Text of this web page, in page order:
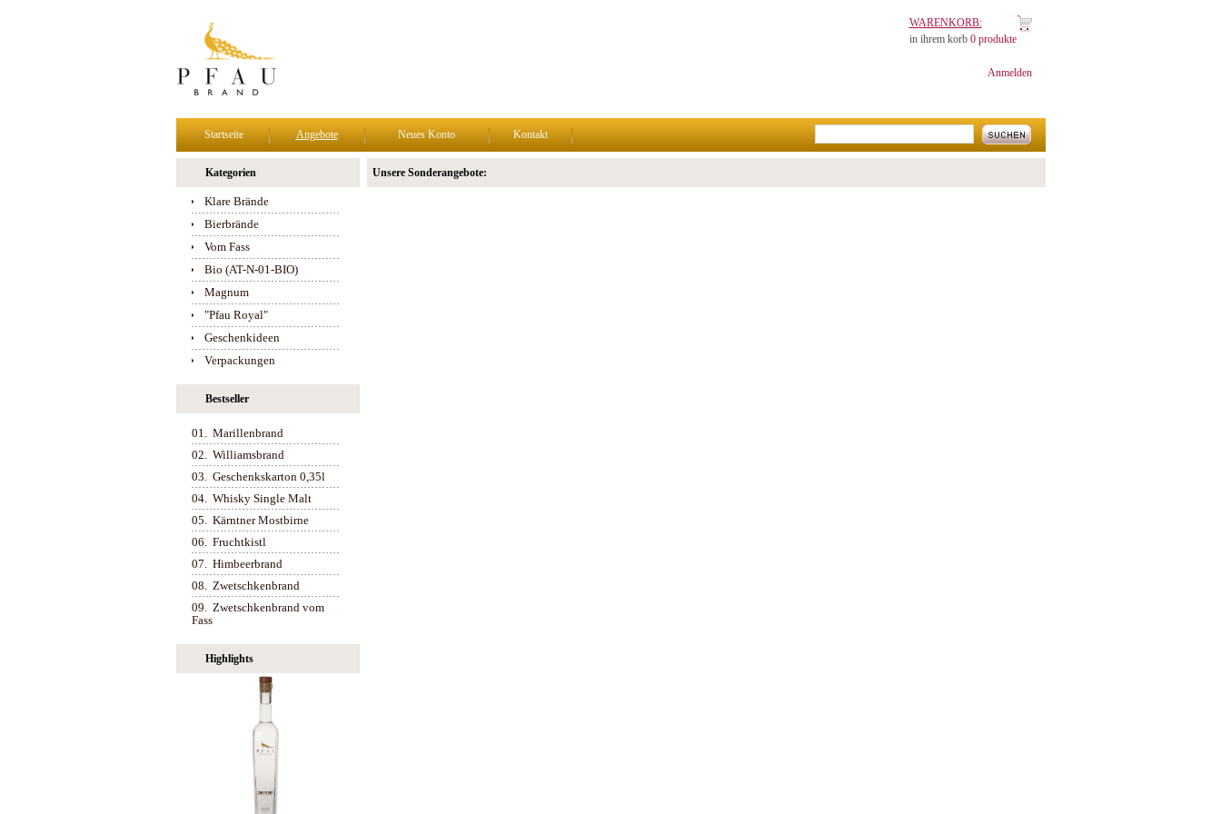
WARENKORB:
in ihrem korb 0 produkte
Anmelden
Startseite Angebote Neues Konto Kontakt
Kategorien
Klare Brände
Bierbrände
Vom Fass
Bio (AT-N-01-BIO)
Magnum
"Pfau Royal"
Geschenkideen
Verpackungen
Bestseller
01. Marillenbrand
02. Williamsbrand
03. Geschenkskarton 0,35l
04. Whisky Single Malt
05. Kärntner Mostbirne
06. Fruchtkistl
07. Himbeerbrand
08. Zwetschkenbrand
09. Zwetschkenbrand vom
Fass
Highlights
Unsere Sonderangebote: